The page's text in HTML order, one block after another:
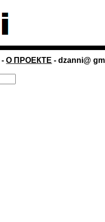
-О ПРОЕКТЕ - dzanni@